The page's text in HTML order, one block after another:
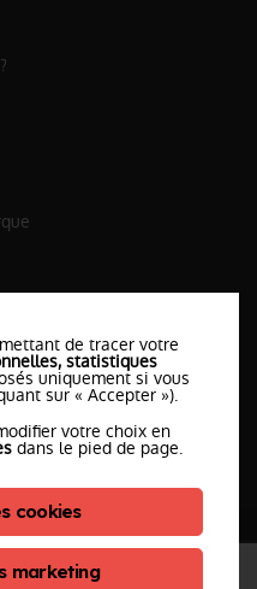
Mentions Légales •
Plan du Site
de tracer votre
statistiques
uniquement si vous
sur « Accepter »).
votre choix en
dans le pied de page.
cookies
marketing